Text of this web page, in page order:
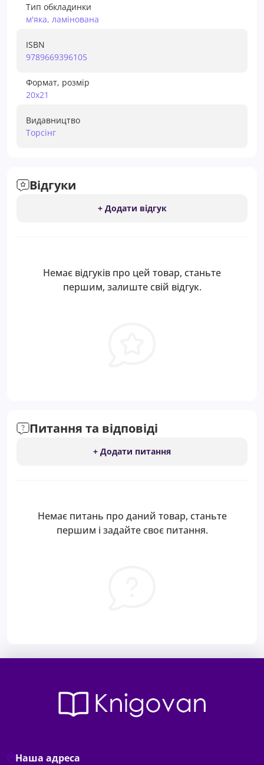
Тип обкладинки
м'яка, ламінована
ISBN
9789669396105
Формат, розмір
20х21
Видавництво
Торсiнг
Відгуки
+ Додати відгук
Немає відгуків про цей товар, станьте
першим, залиште свій відгук.
Питання та відповіді
+ Додати питання
Немає питань про даний товар, станьте
першим і задайте своє питання.
Наша адреса